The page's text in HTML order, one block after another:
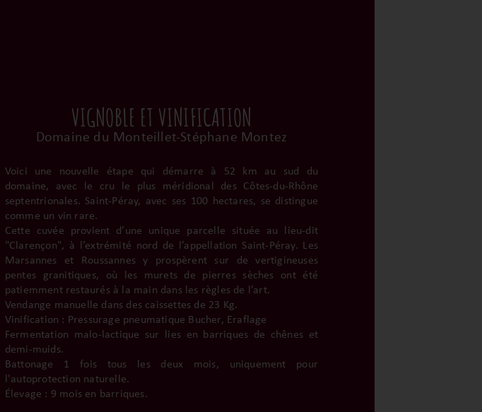
VIGNOBLE ET VINIFICATION
Domaine du Monteillet-Stéphane Montez
Voici une nouvelle étape qui démarre à 52 km au sud du
domaine, avec le cru le plus méridional des Côtes-du-Rhône
septentrionales. Saint-Péray, avec ses 100 hectares, se distingue
comme un vin rare.
Cette cuvée provient d’une unique parcelle située au lieu-dit
"Clarençon", à l’extrémité nord de l’appellation Saint-Péray. Les
Marsannes et Roussannes y prospèrent sur de vertigineuses
pentes granitiques, où les murets de pierres sèches ont été
patiemment restaurés à la main dans les règles de l’art.
Vendange manuelle dans des caissettes de 23 Kg.
Vinification : Pressurage pneumatique Bucher, Eraflage
Fermentation malo-lactique sur lies en barriques de chênes et
demi-muids.
Battonage 1 fois tous les deux mois, uniquement pour
l'autoprotection naturelle.
Élevage : 9 mois en barriques.